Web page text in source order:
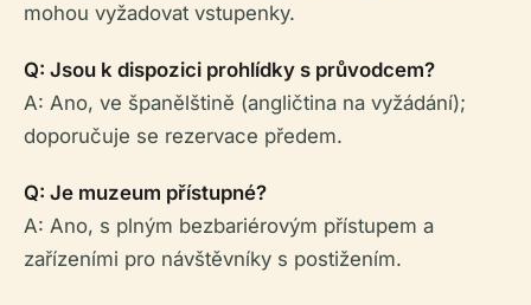
mohou vyžadovat vstupenky.
Q: Jsou k dispozici prohlídky s průvodcem?
A: Ano, ve španělštině (angličtina na vyžádání);
doporučuje se rezervace předem.
Q: Je muzeum přístupné?
A: Ano, s plným bezbariérovým přístupem a
zařízeními pro návštěvníky s postižením.